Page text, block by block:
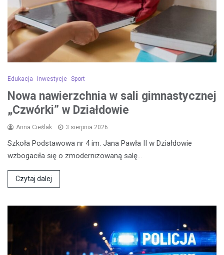
Edukacja Inwestycje Sport
Nowa nawierzchnia w sali gimnastycznej
„Czwórki” w Działdowie
Anna Cieślak 3 sierpnia 2026
Szkoła Podstawowa nr 4 im. Jana Pawła II w Działdowie
wzbogaciła się o zmodernizowaną salę…
Czytaj dalej